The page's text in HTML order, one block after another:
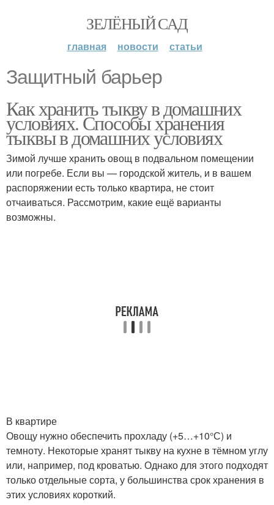
ЗЕЛЁНЫЙ САД
главная новости статьи
Защитный барьер
Как хранить тыкву в домашних
условиях. Способы хранения
тыквы в домашних условиях
Зимой лучше хранить овощ в подвальном помещении
или погребе. Если вы — городской житель, и в вашем
распоряжении есть только квартира, не стоит
отчаиваться. Рассмотрим, какие ещё варианты
возможны.
В квартире
Овощу нужно обеспечить прохладу (+5…+10°С) и
темноту. Некоторые хранят тыкву на кухне в тёмном углу
или, например, под кроватью. Однако для этого подходят
только отдельные сорта, у большинства срок хранения в
этих условиях короткий.